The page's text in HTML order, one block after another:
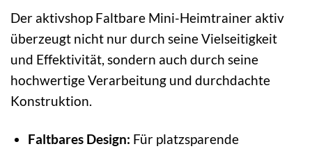
Der aktivshop Faltbare Mini-Heimtrainer aktiv
überzeugt nicht nur durch seine Vielseitigkeit
und Effektivität, sondern auch durch seine
hochwertige Verarbeitung und durchdachte
Konstruktion.
Faltbares Design: Für platzsparende